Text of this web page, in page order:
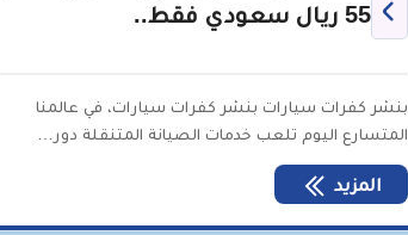
55 ريال سعودي فقط..
بنشر كفرات سيارات بنشر كفرات سيارات، في عالمنا
المتسارع اليوم تلعب خدمات الصيانة المتنقلة دور…
المزيد